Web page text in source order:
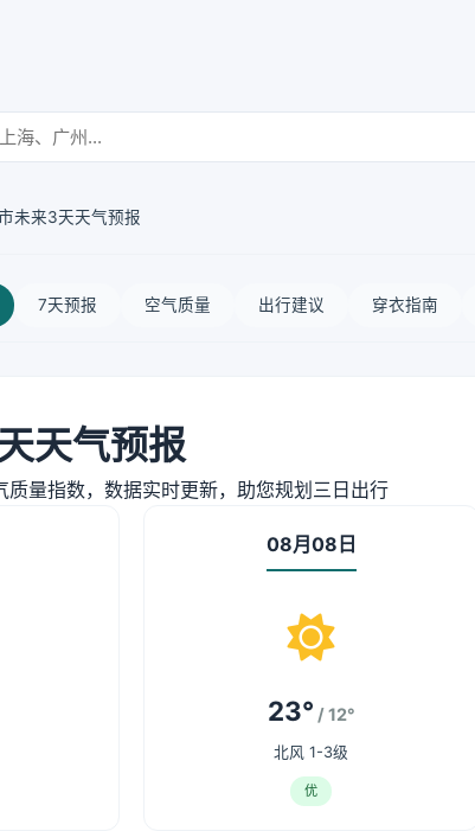
未来3天天气预报
7天预报 空气质量 出行建议 穿衣指南
天气预报
质量指数，数据实时更新，助您规划三日出行
08月08日
23° / 12°
北风 1-3级
优